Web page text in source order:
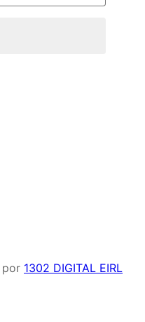
por 1302 DIGITAL EIRL